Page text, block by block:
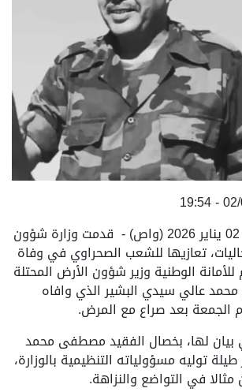
، 02 يناير 2026 (واص) - قدمت وزارة شؤون
تعازيها للشعب الصحراوي في وفاة
الوطنية وزير شؤون الأرض المحتلة
عالي سيدي البشير الذي وافاه
الجمعة بعد صراع مع المرض.
بيان لها، بخصال الفقيد مصطفى محمد
توليه مسؤولياته التنظيمية بالوزارة،
في التواضع والنزاهة.